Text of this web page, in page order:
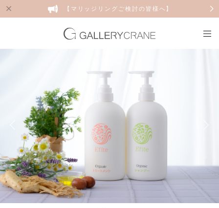
【マリッジリングご検討の皆様へ】